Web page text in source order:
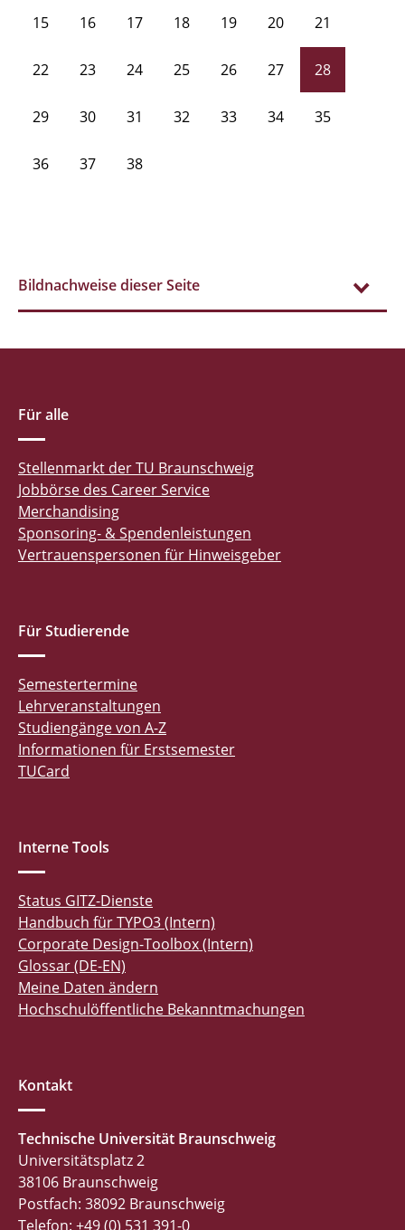
15 16 17 18 19 20 21
22 23 24 25 26 27 28
29 30 31 32 33 34 35
36 37 38
Bildnachweise dieser Seite
Für alle
Stellenmarkt der TU Braunschweig
Jobbörse des Career Service
Merchandising
Sponsoring- & Spendenleistungen
Vertrauenspersonen für Hinweisgeber
Für Studierende
Semestertermine
Lehrveranstaltungen
Studiengänge von A-Z
Informationen für Erstsemester
TUCard
Interne Tools
Status GITZ-Dienste
Handbuch für TYPO3 (Intern)
Corporate Design-Toolbox (Intern)
Glossar (DE-EN)
Meine Daten ändern
Hochschulöffentliche Bekanntmachungen
Kontakt
Technische Universität Braunschweig
Universitätsplatz 2
38106 Braunschweig
Postfach: 38092 Braunschweig
Telefon: +49 (0) 531 391-0